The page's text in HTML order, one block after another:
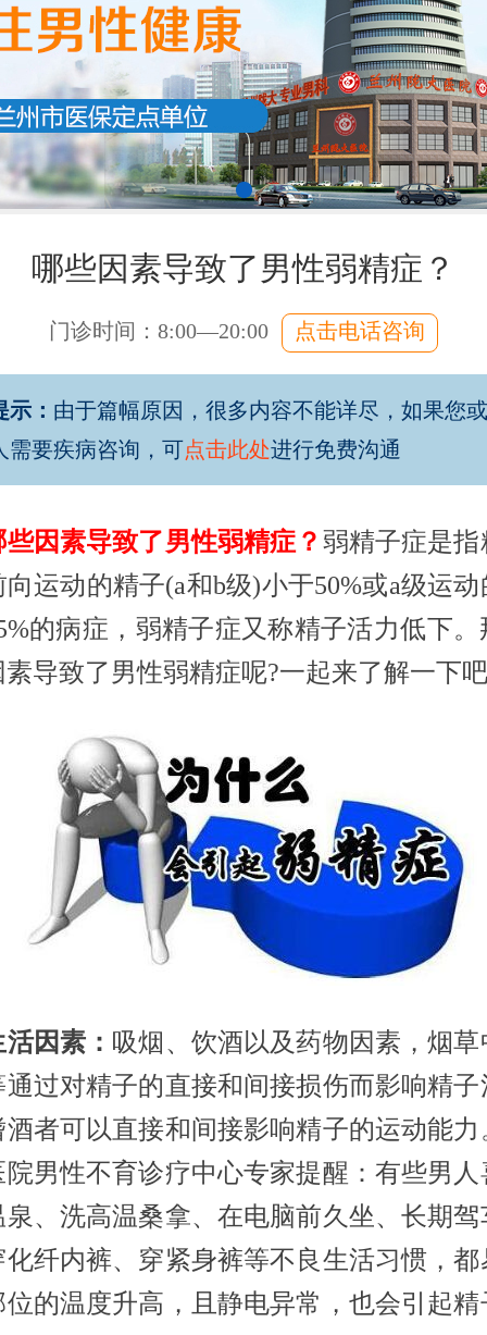
哪些因素导致了男性弱精症？
门诊时间：8:00—20:00 点击电话咨询
： 由于篇幅原因，很多内容不能详尽，如果您
需要疾病咨询，可点击此处进行免费沟通
些因素导致了男性弱精症？ 弱精子症是指
运动的精子(a和b级)小于50%或a级运
的病症，弱精子症又称精子活力低下。
导致了男性弱精症呢?一起来了解一下
因素： 吸烟、饮酒以及药物因素，烟草
通过对精子的直接和间接损伤而影响精子
酒者可以直接和间接影响精子的运动能力
院男性不育诊疗中心专家提醒：有些男人
泉、洗高温桑拿、在电脑前久坐、长期驾
化纤内裤、穿紧身裤等不良生活习惯，都
位的温度升高，且静电异常，也会引起精